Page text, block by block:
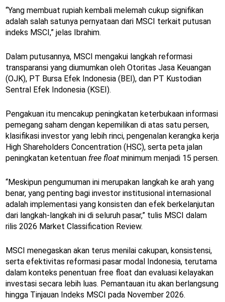
“Yang membuat rupiah kembali melemah cukup signifikan
adalah salah satunya pernyataan dari MSCI terkait putusan
indeks MSCI,” jelas Ibrahim.
Dalam putusannya, MSCI mengakui langkah reformasi
transparansi yang diumumkan oleh Otoritas Jasa Keuangan
(OJK), PT Bursa Efek Indonesia (BEI), dan PT Kustodian
Sentral Efek Indonesia (KSEI).
Pengakuan itu mencakup peningkatan keterbukaan informasi
pemegang saham dengan kepemilikan di atas satu persen,
klasifikasi investor yang lebih rinci, pengenalan kerangka kerja
High Shareholders Concentration (HSC), serta peta jalan
peningkatan ketentuan free float minimum menjadi 15 persen.
“Meskipun pengumuman ini merupakan langkah ke arah yang
benar, yang penting bagi investor institusional internasional
adalah implementasi yang konsisten dan efek berkelanjutan
dari langkah-langkah ini di seluruh pasar,” tulis MSCI dalam
rilis 2026 Market Classification Review.
MSCI menegaskan akan terus menilai cakupan, konsistensi,
serta efektivitas reformasi pasar modal Indonesia, terutama
dalam konteks penentuan free float dan evaluasi kelayakan
investasi secara lebih luas. Pemantauan itu akan berlangsung
hingga Tinjauan Indeks MSCI pada November 2026.